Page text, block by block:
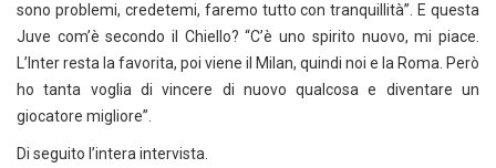
sono problemi, credetemi, faremo tutto con tranquillità”. E questa
Juve com’è secondo il Chiello? “C’è uno spirito nuovo, mi piace.
L’Inter resta la favorita, poi viene il Milan, quindi noi e la Roma. Però
ho tanta voglia di vincere di nuovo qualcosa e diventare un
giocatore migliore”.
Di seguito l’intera intervista.